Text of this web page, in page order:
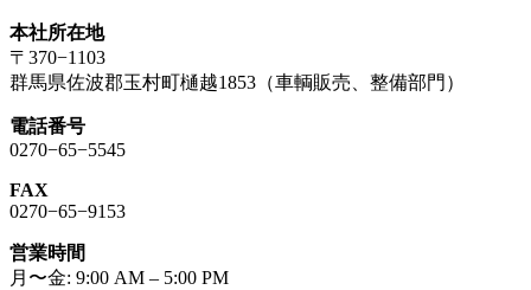
本社所在地
〒370−1103
群馬県佐波郡玉村町樋越1853（車輌販売、整備部門）
電話番号
0270−65−5545
FAX
0270−65−9153
営業時間
月〜金: 9:00 AM – 5:00 PM